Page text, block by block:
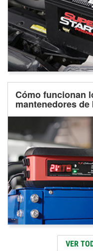
Cómo funcionan
mantenedores de
VER